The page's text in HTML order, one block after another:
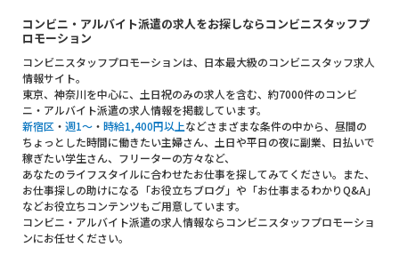
コンビニ・アルバイト派遣の求人をお探しならコンビニスタッフプ
ロモーション
コンビニスタッフプロモーションは、日本最大級のコンビニスタッフ求人
情報サイト。
東京、神奈川を中心に、土日祝のみの求人を含む、約7000件のコンビ
ニ・アルバイト派遣の求人情報を掲載しています。
新宿区 ・ 週1～ ・ 時給1,400円以上などさまざまな条件の中から、昼間の
ちょっとした時間に働きたい主婦さん、土日や平日の夜に副業、日払いで
稼ぎたい学生さん、フリーターの方々など、
あなたのライフスタイルに合わせたお仕事を探してみてください。また、
お仕事探しの助けになる「お役立ちブログ」や「お仕事まるわかりQ&A」
などお役立ちコンテンツもご用意しています。
コンビニ・アルバイト派遣の求人情報ならコンビニスタッフプロモーショ
ンにお任せください。